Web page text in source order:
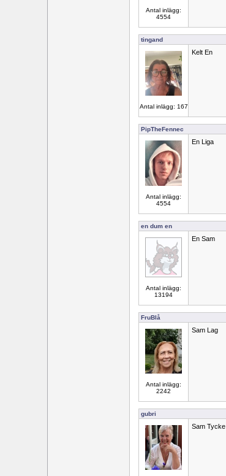
Antal inlägg:
4554
tingand
Antal inlägg: 167
Kelt En
PipTheFennec
Antal inlägg:
4554
En Liga
en dum en
Antal inlägg:
13194
En Sam
FruBlå
Antal inlägg:
2242
Sam Lag
gubri
Sam Tycke